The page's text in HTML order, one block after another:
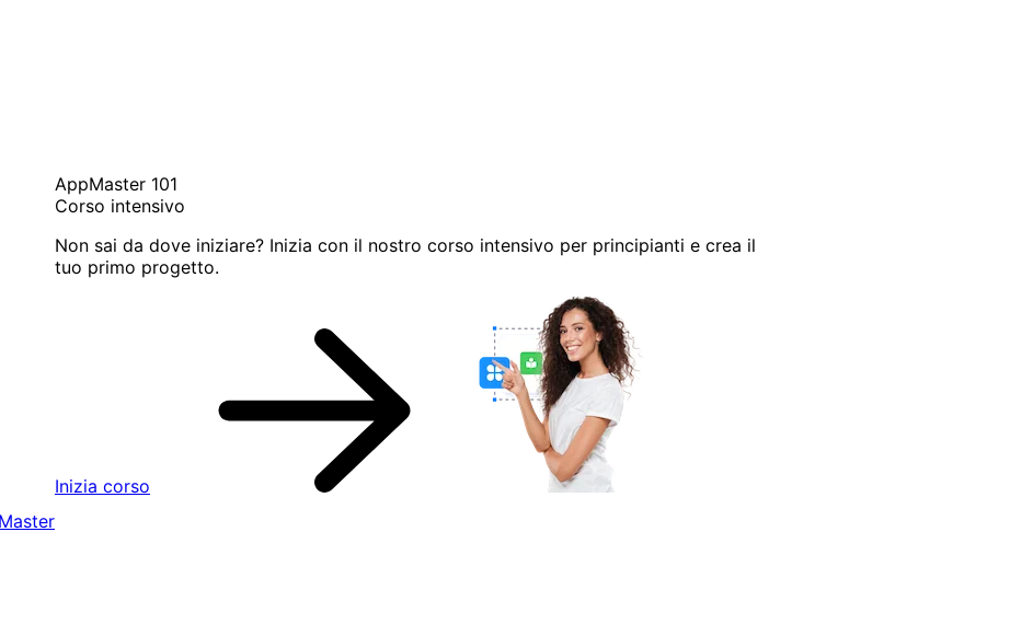
AppMaster 101
Corso intensivo
Non sai da dove iniziare? Inizia con il nostro corso intensivo per principianti e crea il
tuo primo progetto.
Inizia corso